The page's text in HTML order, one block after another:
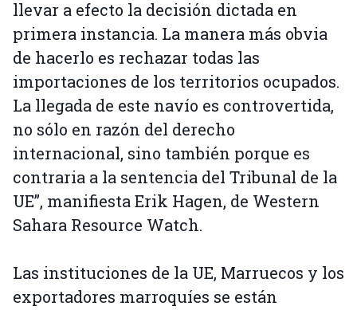
llevar a efecto la decisión dictada en
primera instancia. La manera más obvia
de hacerlo es rechazar todas las
importaciones de los territorios ocupados.
La llegada de este navío es controvertida,
no sólo en razón del derecho
internacional, sino también porque es
contraria a la sentencia del Tribunal de la
UE”, manifiesta Erik Hagen, de Western
Sahara Resource Watch.
Las instituciones de la UE, Marruecos y los
exportadores marroquíes se están